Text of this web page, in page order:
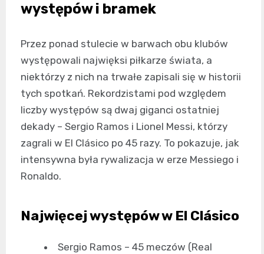
występów i bramek
Przez ponad stulecie w barwach obu klubów
występowali najwięksi piłkarze świata, a
niektórzy z nich na trwałe zapisali się w historii
tych spotkań. Rekordzistami pod względem
liczby występów są dwaj giganci ostatniej
dekady – Sergio Ramos i Lionel Messi, którzy
zagrali w El Clásico po 45 razy. To pokazuje, jak
intensywna była rywalizacja w erze Messiego i
Ronaldo.
Najwięcej występów w El Clásico
Sergio Ramos – 45 meczów (Real